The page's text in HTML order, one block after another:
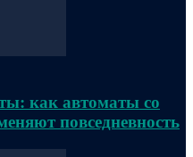
как автоматы со
повседневность